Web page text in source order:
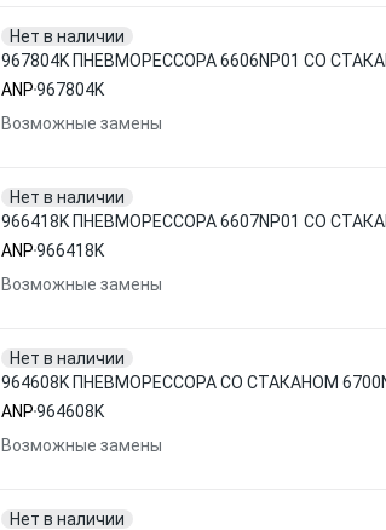
Нет в наличии
967804K ПНЕВМОРЕССОРА 6606NP01 СО
ANP967804K
Возможные замены
Нет в наличии
966418K ПНЕВМОРЕССОРА 6607NP01 СО
ANP966418K
Возможные замены
Нет в наличии
964608K ПНЕВМОРЕССОРА СО СТАКАНОМ
ANP964608K
Возможные замены
Нет в наличии